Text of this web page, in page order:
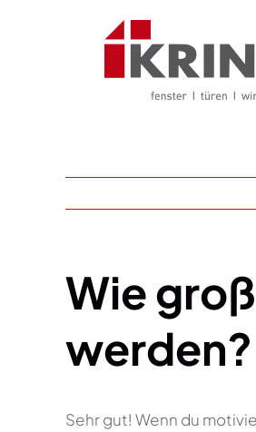
Wie
werden?
Sehr gut! Wenn du